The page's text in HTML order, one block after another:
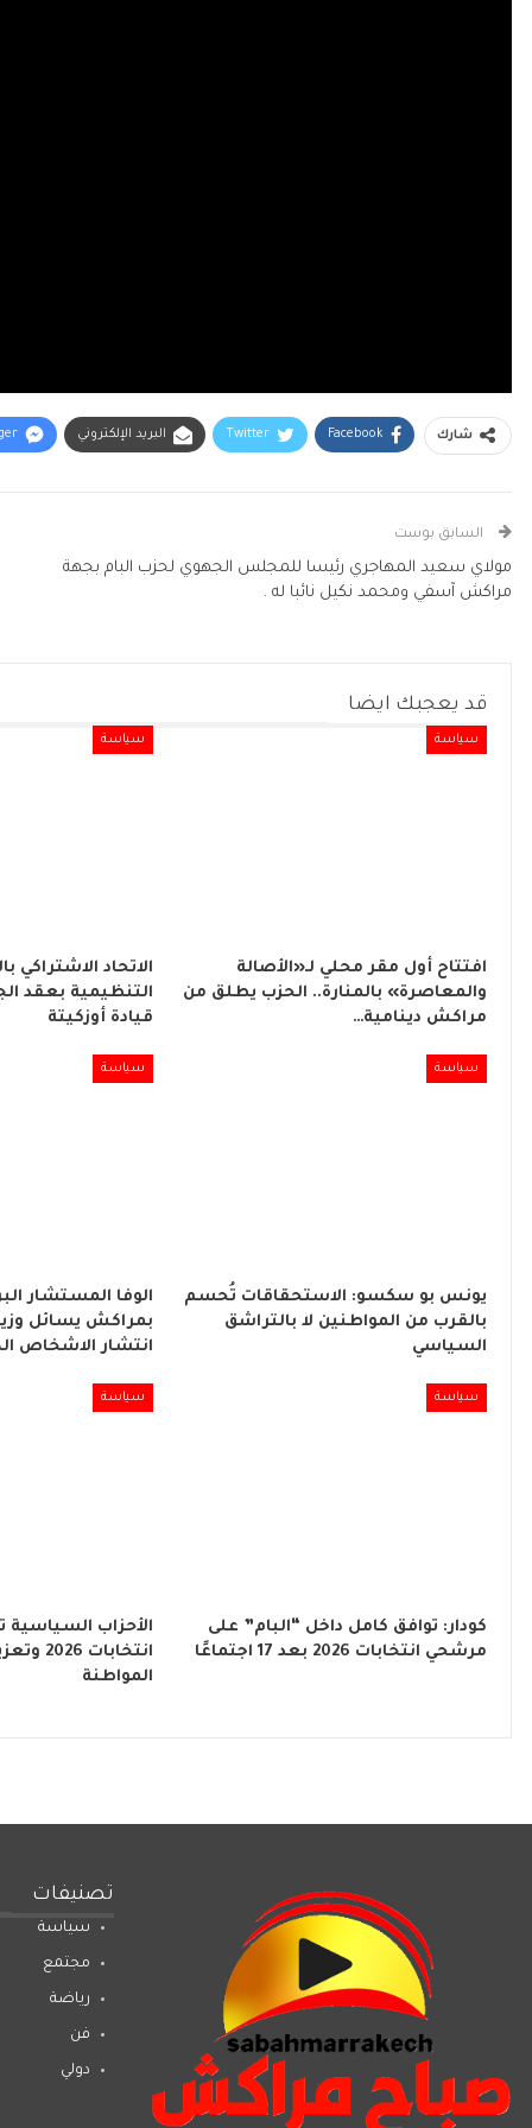
شارك Facebook
Twitter البريد الإلكتروني
السابق بوست
مولاي سعيد المهاجري رئيسا للمجلس الجهوي لحزب البام بجهة
مراكش آسفي ومحمد نكيل نائبا له .
قد يعجبك ايضا
سياسة
افتتاح أول مقر محلي لـ«الأصالة
والمعاصرة» بالمنارة.. الحزب يطلق من
مراكش دينامية…
سياسة
الاتحاد الاشتراكي
التنظيمية بعقد
قيادة أوزكيتة
سياسة
يونس بو سكسو: الاستحقاقات تُحسم
بالقرب من المواطنين لا بالتراشق
السياسي
سياسة
الوفا المستشار
بمراكش يسائل
انتشار الاشخاص
سياسة
كودار: توافق كامل داخل “البام” على
مرشحي انتخابات 2026 بعد 17 اجتماعًا
سياسة
الأحزاب السياسية
المواطنة
تصنيفات
سياسة
مجتمع
رياضة
فن
دولي